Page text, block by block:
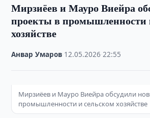
Мирзиёев и Мауро Виейра
проекты в промышленности
хозяйстве
Анвар Умаров 12.05.2026 ·22:55
Мирзиёев и Мауро Виейра обсудили
промышленности и сельском хозяйстве